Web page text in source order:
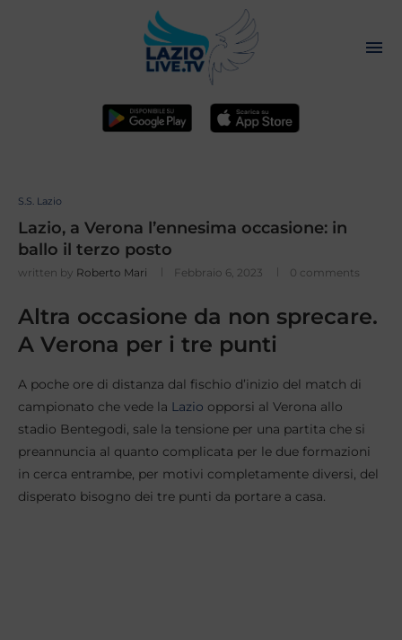
S.S. Lazio
Lazio, a Verona l’ennesima occasione: in
ballo il terzo posto
written by Roberto Mari Febbraio 6, 2023 0 comments
Altra occasione da non sprecare.
A Verona per i tre punti
A poche ore di distanza dal fischio d’inizio del match di
campionato che vede la Lazio opporsi al Verona allo
stadio Bentegodi, sale la tensione per una partita che si
preannuncia al quanto complicata per le due formazioni
in cerca entrambe, per motivi completamente diversi, del
disperato bisogno dei tre punti da portare a casa.